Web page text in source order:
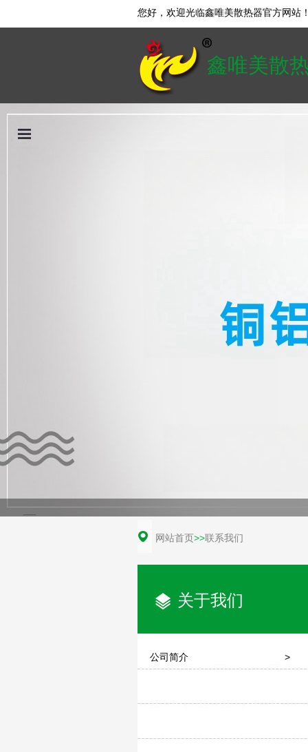
您好，欢迎光临鑫唯美散热器官方网站
鑫唯美散
网站首页>>联系我们
关于我们
公司简介 >